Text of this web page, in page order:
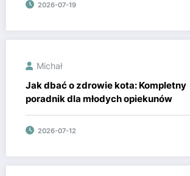
2026-07-19
Michał
Jak dbać o zdrowie kota: Kompletny
poradnik dla młodych opiekunów
2026-07-12